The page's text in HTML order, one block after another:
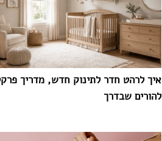
איך לרהט חדר לתינוק חדש, מדריך
להורים שבדרך